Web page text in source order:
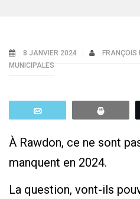
8 JANVIER 2024 FRANÇOIS
MUNICIPALES
À Rawdon, ce ne sont
manquent en 2024.
La question, vont-ils